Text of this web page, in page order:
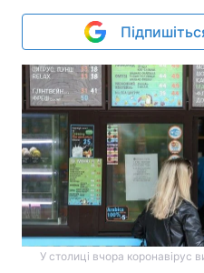
У столиці вчора коронавірус